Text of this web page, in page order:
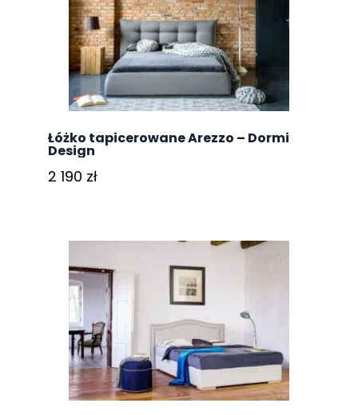
Łóżko tapicerowane Arezzo – Dormi
Design
2 190 zł